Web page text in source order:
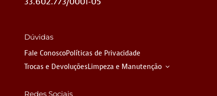
Dúvidas
Fale ConoscoPolíticas de Privacidade
Trocas e DevoluçõesLimpeza e Manutenção
Redes Sociais